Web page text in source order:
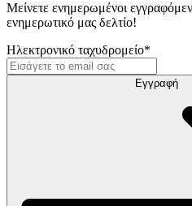
Μείνετε ενημερωμένοι
ενημερωτικό μας δελτίο!
Ηλεκτρονικό ταχυδρομείο*
Εγγραφή